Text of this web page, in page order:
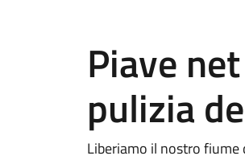
Piave
pulizia
Liberiamo il nostro fiume